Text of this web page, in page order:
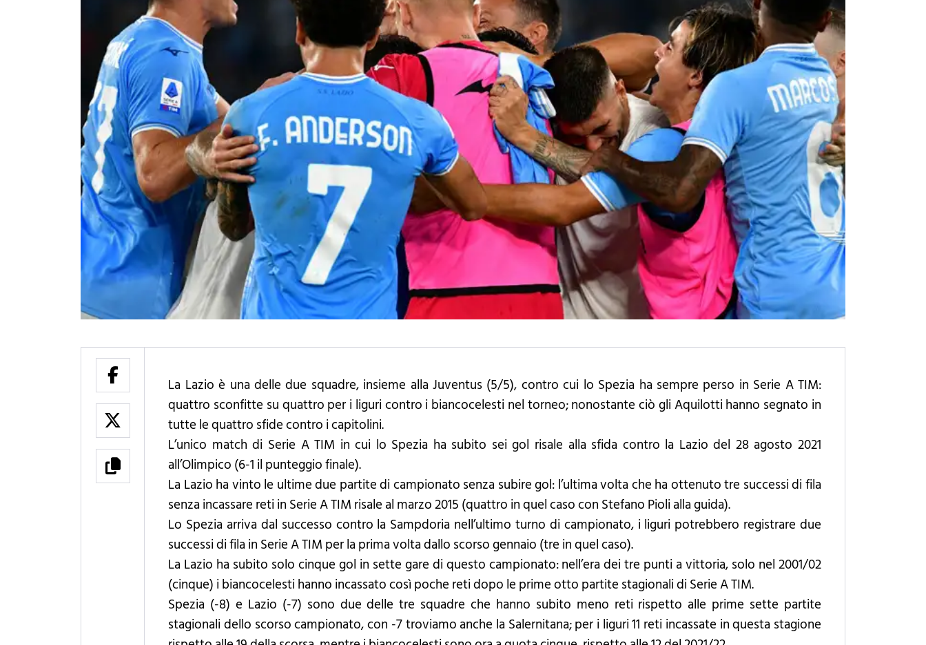
La Lazio è una delle due squadre, insieme alla Juventus (5/5), contro cui lo Spezia ha sempre perso in Serie A TIM:
quattro sconfitte su quattro per i liguri contro i biancocelesti nel torneo; nonostante ciò gli Aquilotti hanno segnato in
tutte le quattro sfide contro i capitolini.
L’unico match di Serie A TIM in cui lo Spezia ha subito sei gol risale alla sfida contro la Lazio del 28 agosto 2021
all’Olimpico (6-1 il punteggio finale).
La Lazio ha vinto le ultime due partite di campionato senza subire gol: l’ultima volta che ha ottenuto tre successi di fila
senza incassare reti in Serie A TIM risale al marzo 2015 (quattro in quel caso con Stefano Pioli alla guida).
Lo Spezia arriva dal successo contro la Sampdoria nell’ultimo turno di campionato, i liguri potrebbero registrare due
successi di fila in Serie A TIM per la prima volta dallo scorso gennaio (tre in quel caso).
La Lazio ha subito solo cinque gol in sette gare di questo campionato: nell’era dei tre punti a vittoria, solo nel 2001/02
(cinque) i biancocelesti hanno incassato così poche reti dopo le prime otto partite stagionali di Serie A TIM.
Spezia (-8) e Lazio (-7) sono due delle tre squadre che hanno subito meno reti rispetto alle prime sette partite
stagionali dello scorso campionato, con -7 troviamo anche la Salernitana; per i liguri 11 reti incassate in questa stagione